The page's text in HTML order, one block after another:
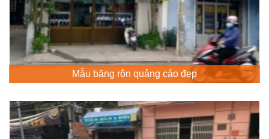
Mẫu băng rôn quảng cáo đẹp